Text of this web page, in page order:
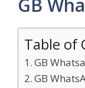
GB
Table of
GB
GB